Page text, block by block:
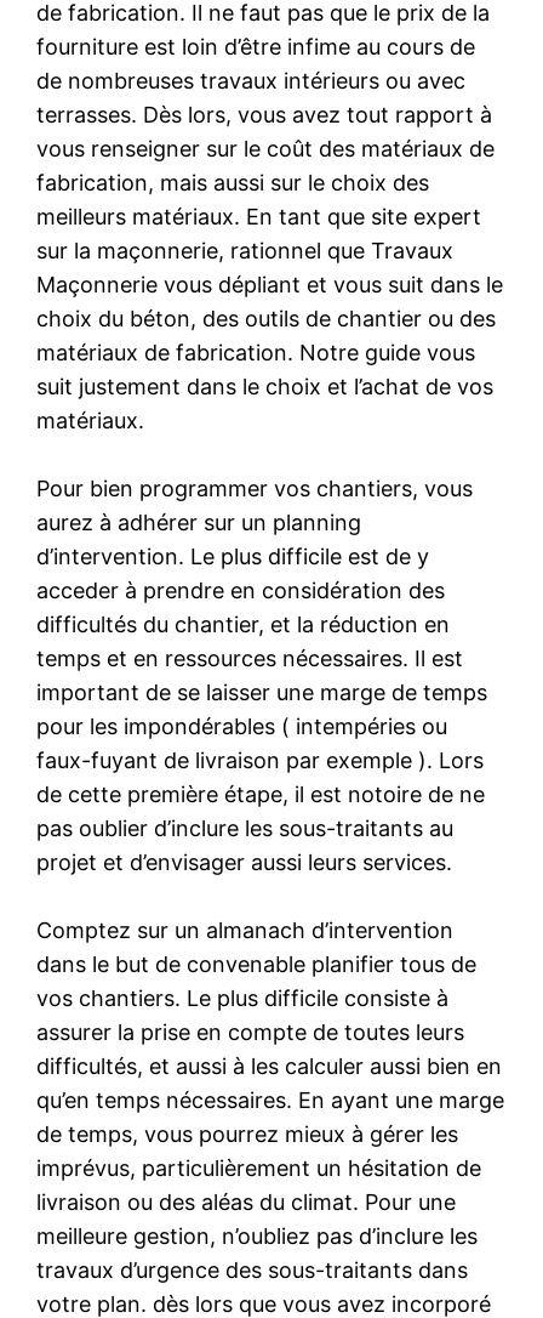
de fabrication. Il ne faut pas que le prix de la
fourniture est loin d’être infime au cours de
de nombreuses travaux intérieurs ou avec
terrasses. Dès lors, vous avez tout rapport à
vous renseigner sur le coût des matériaux de
fabrication, mais aussi sur le choix des
meilleurs matériaux. En tant que site expert
sur la maçonnerie, rationnel que Travaux
Maçonnerie vous dépliant et vous suit dans le
choix du béton, des outils de chantier ou des
matériaux de fabrication. Notre guide vous
suit justement dans le choix et l’achat de vos
matériaux.
Pour bien programmer vos chantiers, vous
aurez à adhérer sur un planning
d’intervention. Le plus difficile est de y
acceder à prendre en considération des
difficultés du chantier, et la réduction en
temps et en ressources nécessaires. Il est
important de se laisser une marge de temps
pour les impondérables ( intempéries ou
faux-fuyant de livraison par exemple ). Lors
de cette première étape, il est notoire de ne
pas oublier d’inclure les sous-traitants au
projet et d’envisager aussi leurs services.
Comptez sur un almanach d’intervention
dans le but de convenable planifier tous de
vos chantiers. Le plus difficile consiste à
assurer la prise en compte de toutes leurs
difficultés, et aussi à les calculer aussi bien en
qu’en temps nécessaires. En ayant une marge
de temps, vous pourrez mieux à gérer les
imprévus, particulièrement un hésitation de
livraison ou des aléas du climat. Pour une
meilleure gestion, n’oubliez pas d’inclure les
travaux d’urgence des sous-traitants dans
votre plan. dès lors que vous avez incorporé